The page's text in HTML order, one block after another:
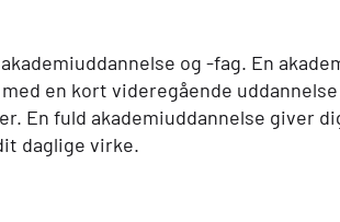
og -fag. En
en kort videregående uddannelse
En fuld akademiuddannelse giver
daglige virke.